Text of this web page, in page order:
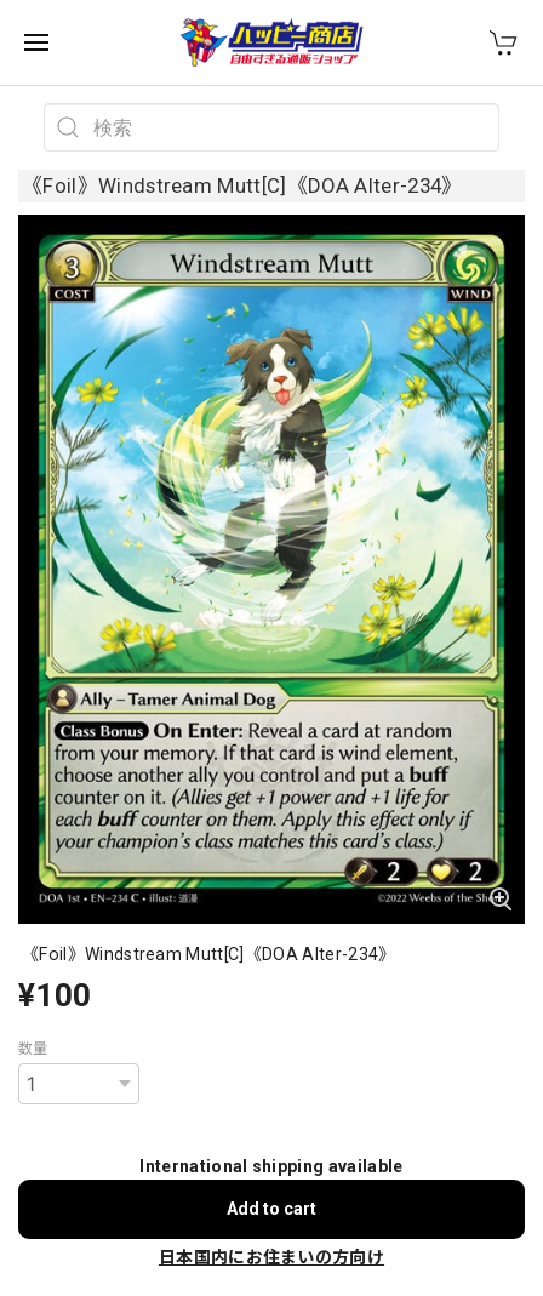
《Foil》Windstream Mutt[C]《DOA Alter-234》
《Foil》Windstream Mutt[C]《DOA Alter-234》
¥100
数量
International shipping available
Add to cart
日本国内にお住まいの方向け